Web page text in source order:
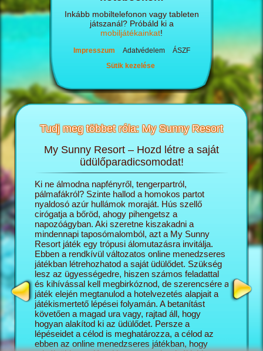
Inkább mobiltelefonon vagy tableten
játszanál? Próbáld ki a
mobiljátékainkat!
Impresszum Adatvédelem
ÁSZF
Sütik kezelése
Tudj meg többet róla: My Sunny Resort
My Sunny Resort – Hozd létre a saját
üdülőparadicsomodat!
Ki ne álmodna napfényről, tengerpartról,
pálmafákról? Szinte hallod a homokos partot
nyaldosó azúr hullámok moraját. Hús szellő
cirógatja a bőröd, ahogy pihengetsz a
napozóágyban. Aki szeretne kiszakadni a
mindennapi taposómalomból, azt a My Sunny
Resort játék egy trópusi álomutazásra invitálja.
Ebben a rendkívül változatos online menedzseres
játékban létrehozhatod a saját üdülődet. Szükség
lesz az ügyességedre, hiszen számos feladattal
és kihívással kell megbirkóznod, de szerencsére a
játék elején megtanulod a hotelvezetés alapjait a
játékismertető lépései folyamán. A betanítást
követően a magad ura vagy, rajtad áll, hogy
hogyan alakítod ki az üdülődet. Persze a
lépéseidet a célod is meghatározza, a célod az
ebben az online menedzseres játékban, hogy
A My
saját
mégis